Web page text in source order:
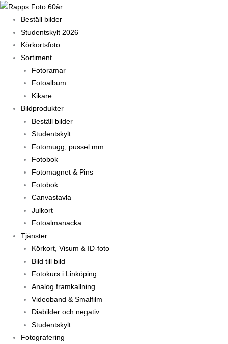
Hoppa
innehåll
Beställ bilder
Studentskylt 2026
Körkortsfoto
Sortiment
Fotoramar
Fotoalbum
Kikare
Bildprodukter
Beställ bilder
Studentskylt
Fotomugg, pussel mm
Fotobok
Fotomagnet & Pins
Fotobok
Canvastavla
Julkort
Fotoalmanacka
Tjänster
Körkort, Visum & ID-foto
Bild till bild
Fotokurs i Linköping
Analog framkallning
Videoband & Smalfilm
Diabilder och negativ
Studentskylt
Fotografering